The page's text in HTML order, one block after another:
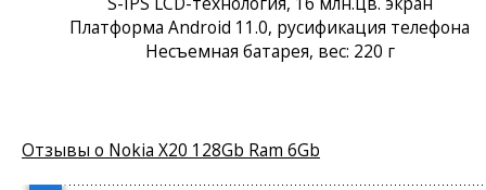
Платформа Android 11.0, русификация телефона
Несъемная батарея, вес: 220 г
Отзывы о Nokia X20 128Gb Ram 6Gb